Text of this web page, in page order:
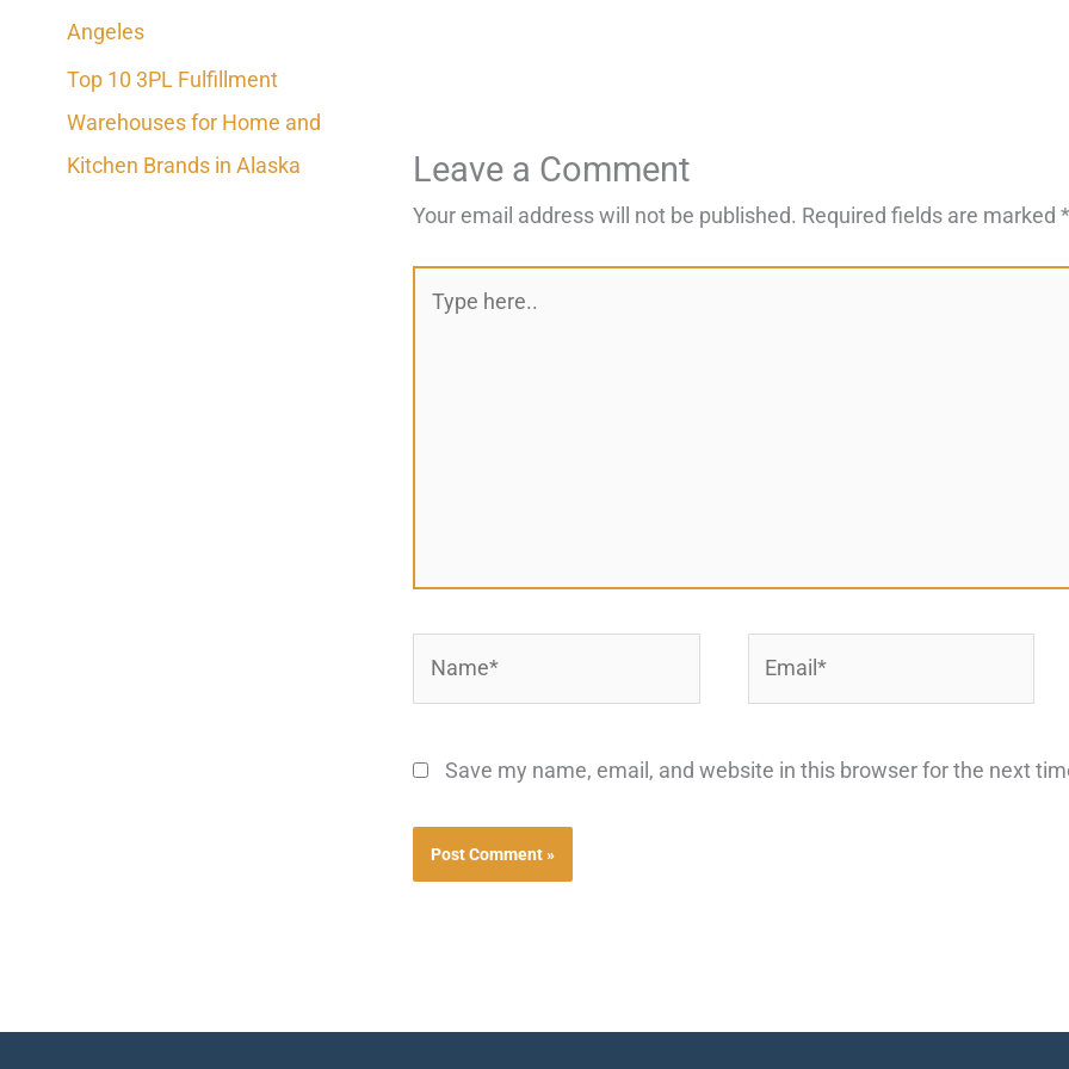
Angeles
Top 10 3PL Fulfillment
Warehouses for Home and
Kitchen Brands in Alaska
Leave a Comment
Your email address will not be published. Required fields are marked *
here..
Save my name, email, and website in this browser for the next